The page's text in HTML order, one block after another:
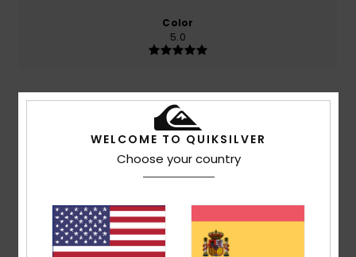
Color
5.0
3/5
no tiene redecilla interior
Comodidad: 3/5 Relación calidad-precio
perfectaMaterial: 5/5 Color
WELCOME TO QUIKSILVER
Choose your country